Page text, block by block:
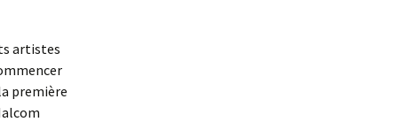
artistes
première